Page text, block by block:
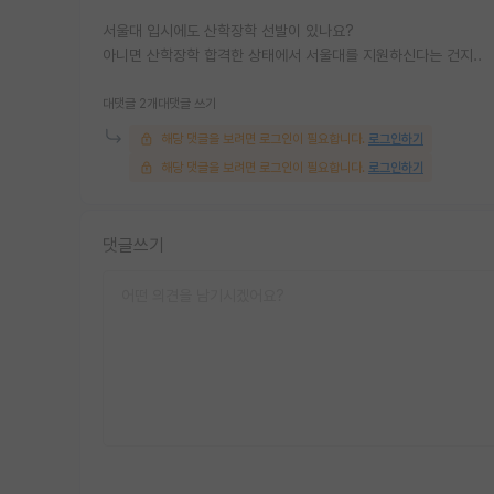
서울대 입시에도 산학장학 선발이 있나요?
아니면 산학장학 합격한 상태에서 서울대를 지원하신다는 건지..
대댓글 2개 대댓글 쓰기
해당 댓글을 보려면 로그인이 필요합니다. 로그인하기
해당 댓글을 보려면 로그인이 필요합니다. 로그인하기
댓글쓰기